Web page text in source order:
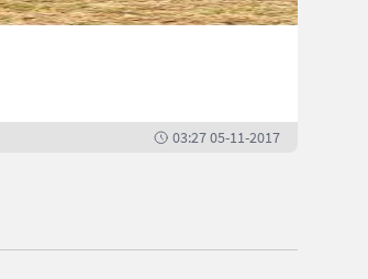
03:27 05-11-2017